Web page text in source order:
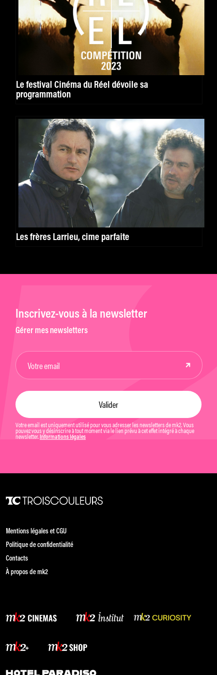
Le festival Cinéma du Réel dévoile sa
programmation
Les frères Larrieu, cime parfaite
Inscrivez-vous à la newsletter
Gérer mes newsletters
Votre email est uniquement utilisé pour vous adresser les newsletters de mk2. Vous
pouvez vous y désinscrire à tout moment via le lien prévu à cet effet intégré à chaque
newsletter. Informations légales
Mentions légales et CGU
Politique de confidentialité
Contacts
À propos de mk2